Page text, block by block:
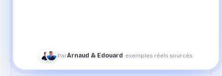
ParArnaud & Edouard· exemples réels sourcés